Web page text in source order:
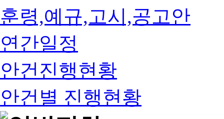
훈령,예규,고시,공고안
연간일정
안건진행현황
안건별 진행현황